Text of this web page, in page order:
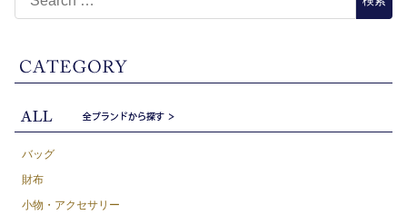
バッグ
財布
小物・アクセサリー